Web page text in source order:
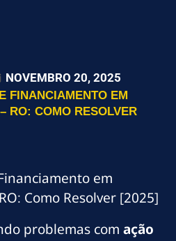
NOVEMBRO 20, 2025
FINANCIAMENTO EM
RO: COMO RESOLVER
em
Como Resolver [2025]
problemas com ação